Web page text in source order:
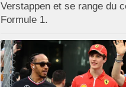
Verstappen et se range du
Formule 1.